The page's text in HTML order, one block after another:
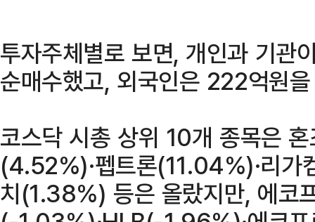
투자주체별로 보면, 개인과 기
순매수했고, 외국인은 222억원
코스닥 시총 상위 10개 종목은
(4.52%)·펩트론(11.04%)·리가
치(1.38%) 등은 올랐지만, 에코